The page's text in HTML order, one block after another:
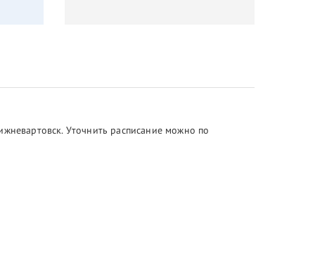
Уточнить расписание можно по